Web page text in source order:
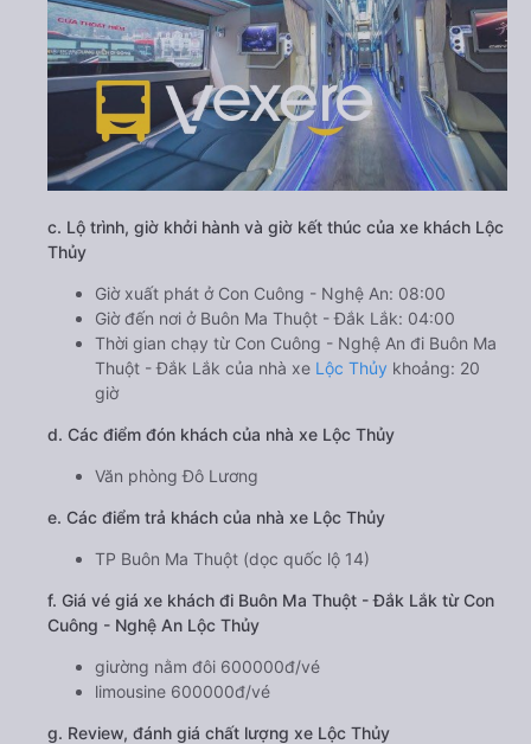
c. Lộ trình, giờ khởi hành và giờ kết thúc của xe khách Lộc
Thủy
Giờ xuất phát ở Con Cuông - Nghệ An: 08:00
Giờ đến nơi ở Buôn Ma Thuột - Đắk Lắk: 04:00
Thời gian chạy từ Con Cuông - Nghệ An đi Buôn Ma
Thuột - Đắk Lắk của nhà xe Lộc Thủy khoảng: 20
giờ
d. Các điểm đón khách của nhà xe Lộc Thủy
Văn phòng Đô Lương
e. Các điểm trả khách của nhà xe Lộc Thủy
TP Buôn Ma Thuột (dọc quốc lộ 14)
f. Giá vé giá xe khách đi Buôn Ma Thuột - Đắk Lắk từ Con
Cuông - Nghệ An Lộc Thủy
giường nằm đôi 600000đ/vé
limousine 600000đ/vé
g. Review, đánh giá chất lượng xe Lộc Thủy